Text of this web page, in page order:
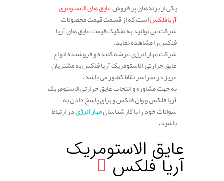
یکی از برندهای پر فروشعایق های الاستومری
آریافلکساست که از قسمت قیمت محصولات
شرکت می توانید به تفکیک قیمت عایق های آریا
فلکس را مشاهده نماید.
شرکت مهار انرژی عرضه کننده و فروشنده انواع
عایق حرارتی الاستومریک آریا فلکس به مشتریان
عزیز در سراسر نقاط کشور می باشد.
به جهت مشاوره و انتخاب عایق حرارتی الاستومریک
آریا فلکس و وان فلکس و برای پاسخ دادن به
سوالات خود را با کارشناسانمهار انرژیدر ارتباط
باشید.
عایق الاستومریک
آریا فلکس